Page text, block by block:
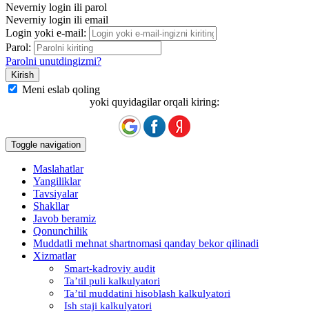
Neverniy login ili parol
Neverniy login ili email
Login yoki e-mail:
Parol:
Parolni unutdingizmi?
Meni eslab qoling
yoki quyidagilar orqali kiring:
Toggle navigation
Maslahatlar
Yangiliklar
Tavsiyalar
Shakllar
Javob beramiz
Qonunchilik
Muddatli mehnat shartnomasi qanday bekor qilinadi
Xizmatlar
Smart-kadroviy audit
Ta’til puli kalkulyatori
Ta’til muddatini hisoblash kalkulyatori
Ish staji kalkulyatori